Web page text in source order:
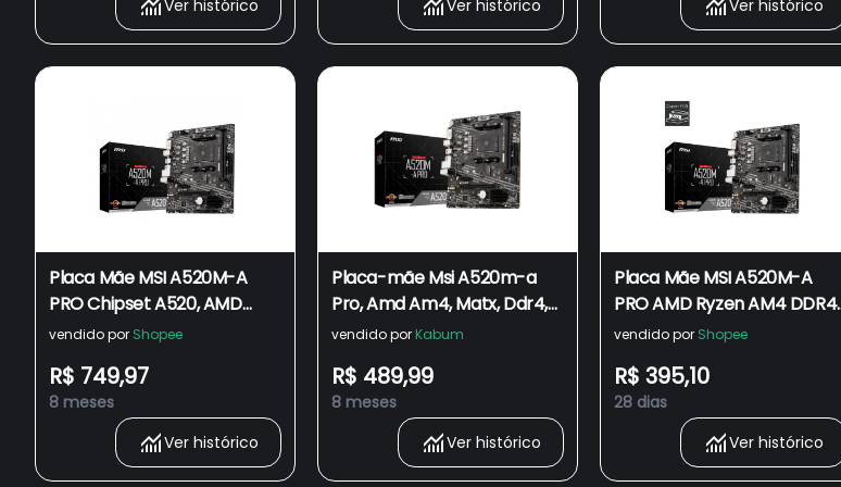
Ver histórico Ver histórico Ver histórico
Placa Mãe MSI A520M-A
PRO Chipset A520, AMD
AM4, mATX, DDR4
vendido por Shopee
R$ 749,97
8 meses
Ver histórico
Placa-mãe Msi A520m-a
Pro, Amd Am4, Matx, Ddr4,
Preto - A520m-a Pro
vendido por Kabum
R$ 489,99
8 meses
Ver histórico
Placa Mãe MSI A520M-A
PRO AMD Ryzen AM4 DDR4,
Matx, Hdmi/Dvi
vendido por Shopee
R$ 395,10
28 dias
Ver histórico